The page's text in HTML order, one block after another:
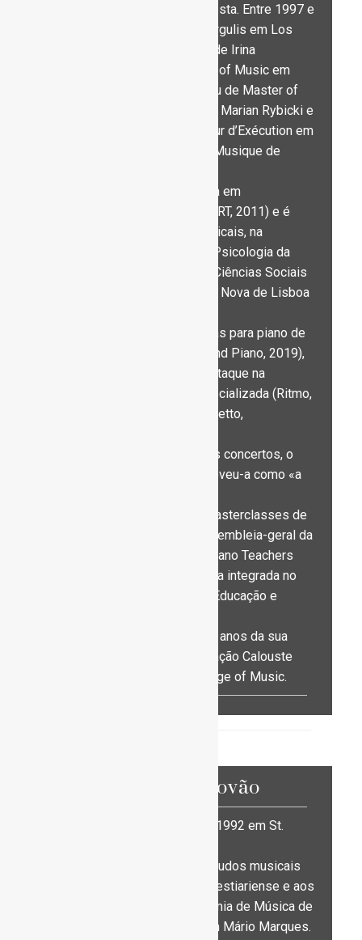
Burmester e Helena Sá e Costa. Entre 1997 e
2000, foi aluna de Vitalij Margulis em Los
Angeles; e posteriormente de Irina
Zariskaya, no Royal College of Music em
Londres, onde obteve o grau de Master of
Music. Foi também aluna de Marian Rybicki e
recebeu o Diplôme Supérieur d’Exécution em
piano na École Normale de Musique de
Tem o Título de Especialista em
Performance de Piano (ESART, 2011) e é
doutorada em Ciências Musicais, na
especialidade de Ensino e Psicologia da
Música, pela Faculdade de Ciências Sociais
e Humanas da Universidade Nova de Lisboa
Gravou a integral das sonatas para piano de
J. D. Bomtempo (Naxos Grand Piano, 2019),
edição que teve grande destaque na
imprensa internacional especializada (Ritmo,
Music Web International, Stretto,
A propósito de um dos seus concertos, o
London Independent descreveu-a como «a
Orienta com regularidade masterclasses de
piano e é presidente da assembleia-geral da
EPTA-Portugal (European Piano Teachers
Association). É investigadora integrada no
CESEM (NOVA), na área da Educação e
Luísa Tender foi, durante os anos da sua
formação, bolseira da Fundação Calouste
Gulbenkian e do Royal College of Music.
Philippe Trovão
Philippe Trovão nasceu em 1992 em St.
Aos 8 anos começou os estudos musicais
na Sociedade Filarmónica Vestiariense e aos
11 anos ingressa na Academia de Música de
Alcobaça onde estudou com Mário Marques.